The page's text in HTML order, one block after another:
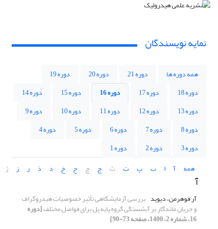
نمایه نویسندگان
همه دوره ها دوره 21 دوره 20
دوره 19
دوره 18
دوره 17 دوره 16 دوره 15
دوره 14
دوره 13
دوره 12 دوره 11 دوره 10
دوره 9
دوره 8
دوره 7 دوره 6 دوره 5
دوره 4
دوره 3
دوره 2
دوره 1
همه
آ ا ب پ ت ث ج چ ح خ د ذ ر ز ژ
آ
آر فوهرمن، دیوید بررسی آزمایشگاهی تأثیر خصوصیات هیدروگراف
و جریان ماندگار بر آبشستگی گروه پایه پل برای فواصل مختلف[دوره
16، شماره 2، 1400، صفحه 73-90]